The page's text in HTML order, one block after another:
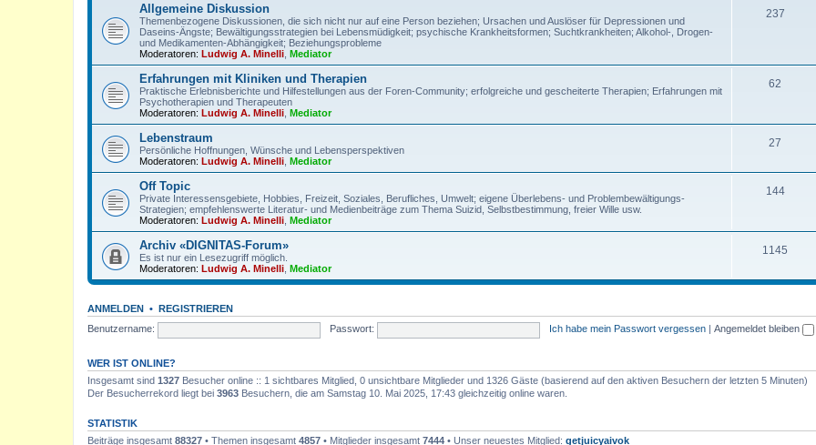
Allgemeine Diskussion
Themenbezogene Diskussionen, die sich nicht nur auf eine Person beziehen; Ursachen und Auslöser für Depressionen und
Daseins-Ängste; Bewältigungsstrategien bei Lebensmüdigkeit; psychische Krankheitsformen; Suchtkrankheiten; Alkohol-, Drogen-
und Medikamenten-Abhängigkeit; Beziehungsprobleme
Moderatoren: Ludwig A. Minelli Mediator
237
Erfahrungen mit Kliniken und Therapien
Praktische Erlebnisberichte und Hilfestellungen aus der Foren-Community; erfolgreiche und gescheiterte Therapien; Erfahrungen mit
Psychotherapien und Therapeuten
Moderatoren: Ludwig A. Minelli Mediator
62
Lebenstraum
Persönliche Hoffnungen, Wünsche und Lebensperspektiven
Moderatoren: Ludwig A. Minelli Mediator
27
Off Topic
Private Interessensgebiete, Hobbies, Freizeit, Soziales, Berufliches, Umwelt; eigene Überlebens- und Problembewältigungs-
Strategien; empfehlenswerte Literatur- und Medienbeiträge zum Thema Suizid, Selbstbestimmung, freier Wille usw.
Moderatoren: Ludwig A. Minelli Mediator
144
Archiv «DIGNITAS-Forum»
Es ist nur ein Lesezugriff möglich.
Moderatoren: Ludwig A. Minelli Mediator
1145
ANMELDEN • REGISTRIEREN
Benutzername:
Passwort: Ich habe mein Passwort vergessen Angemeldet bleiben
WER IST ONLINE?
Insgesamt sind 1327 Besucher online :: 1 sichtbares Mitglied, 0 unsichtbare Mitglieder und 1326 Gäste (basierend auf den aktiven Besuchern der letzten 5 Minuten)
Der Besucherrekord liegt bei 3963 Besuchern, die am Samstag 10. Mai 2025, 17:43 gleichzeitig online waren.
STATISTIK
Beiträge insgesamt 88327 • Themen insgesamt 4857 • Mitglieder insgesamt 7444 • Unser neuestes Mitglied: getjuicyaivok